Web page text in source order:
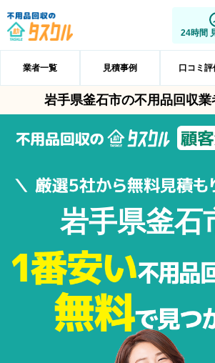
24時間
業者一覧 見積事例 口コミ評
岩手県釜石市の不用品回収
岩手県釜石